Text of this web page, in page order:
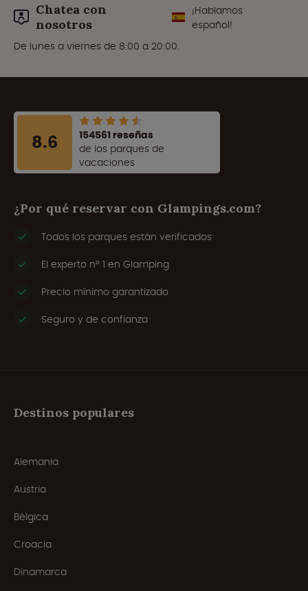
Chatea con
nosotros
¡Hablamos
español!
De lunes a viernes de 8:00 a 20:00.
8.6
154561 reseñas
de los parques de
vacaciones
¿Por qué reservar con Glampings.com?
Todos los parques están verificados
El experto nº 1 en Glamping
Precio mínimo garantizado
Seguro y de confianza
Destinos populares
Alemania
Austria
Bélgica
Croacia
Dinamarca